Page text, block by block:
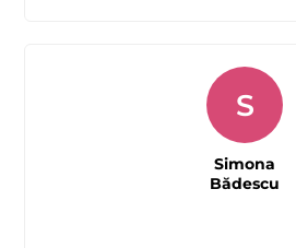
S
Simona
Bădescu